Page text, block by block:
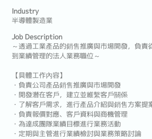
Industry
半導體製造業
Job Description
～透過工業產品的銷售推廣與市場開發，負責
到業績管理的法人業務職位～
【具體工作內容】
・負責公司產品銷售推廣與市場開發
・開發潛在客戶，建立並維繫客戶關係
・了解客戶需求，進行產品介紹與銷售方案提
・負責報價對應、客戶資料與商機管理
・為達成團隊業績目標進行業務活動
・定期與主管進行業績檢討與業務策略討論